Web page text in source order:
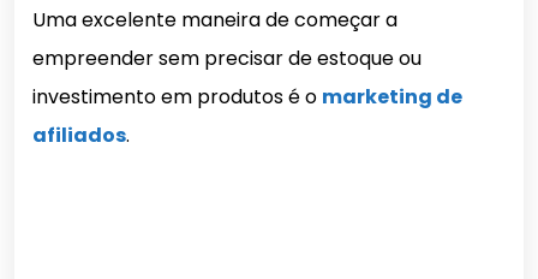
Uma excelente maneira de começar a
empreender sem precisar de estoque ou
investimento em produtos é o marketing de
afiliados.